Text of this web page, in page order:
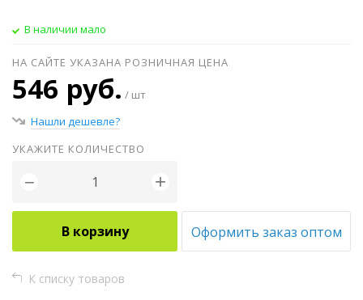
В наличии мало
НА САЙТЕ УКАЗАНА РОЗНИЧНАЯ ЦЕНА
546 руб. / шт
Нашли дешевле?
УКАЖИТЕ КОЛИЧЕСТВО
− +
В корзину Оформить заказ оптом
К списку товаров